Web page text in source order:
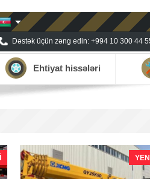
Dəstək üçün zəng edin: +994 10 300 44
Ehtiyat hissələri
YENI